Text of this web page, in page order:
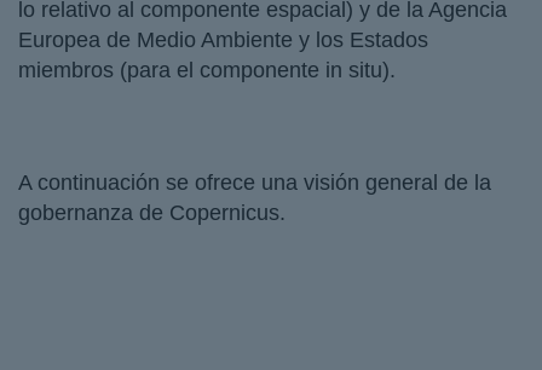
lo relativo al componente espacial) y de la Agencia
Europea de Medio Ambiente y los Estados
miembros (para el componente in situ).
A continuación se ofrece una visión general de la
gobernanza de Copernicus.